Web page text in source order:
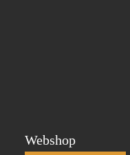
Webshop